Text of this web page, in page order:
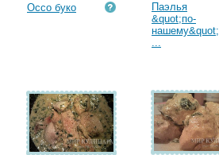
Оссо буко
Паэлья
&quot;по-
нашему&quot;
...